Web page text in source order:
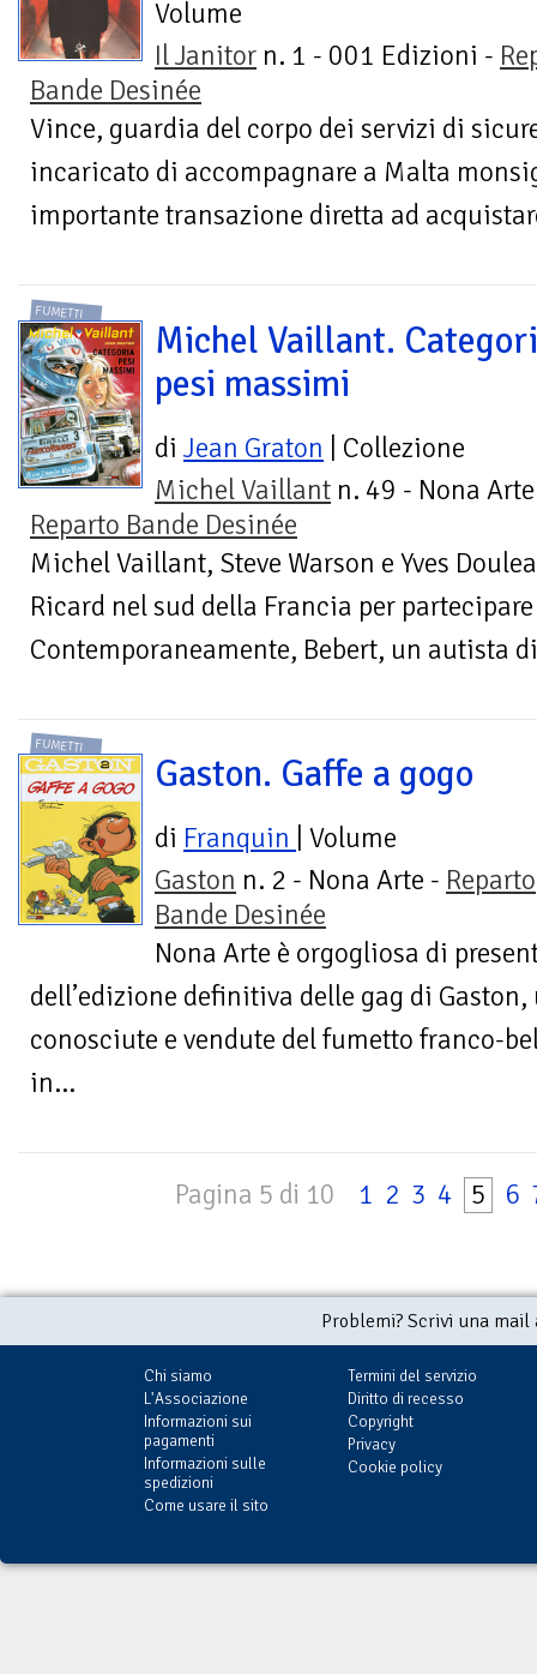
Volume
Il Janitor n. 1 - 001 Edizioni -
Bande Desinée
Vince, guardia del corpo dei servizi di
incaricato di accompagnare a Malta
importante transazione diretta ad
FUMETTI
Michel Vaillant.
pesi massimi
di Jean Graton | Collezione
Michel Vaillant n. 49 - Nona
Reparto Bande Desinée
Michel Vaillant, Steve Warson e Yves
Ricard nel sud della Francia per
Contemporaneamente, Bebert, un autista
FUMETTI
Gaston. Gaffe a gogo
di Franquin
| Volume
Gaston n. 2 - Nona Arte - Reparto
Bande Desinée
Nona Arte è orgogliosa di
dell’edizione definitiva delle gag di
conosciute e vendute del fumetto franco-
in...
Pagina 5 di 10 1 2 3 4 5 6
Problemi? Scrivi una
Chi siamo
L'Associazione
Informazioni sui
pagamenti
Informazioni sulle
spedizioni
Come usare il sito
Termini del servizio
Diritto di recesso
Copyright
Privacy
Cookie policy